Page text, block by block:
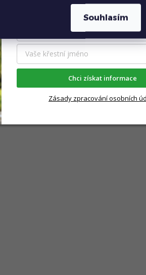
Souhlasím
Produkt
Elektrické
Chci získat informace
Zásady zpracování osobních